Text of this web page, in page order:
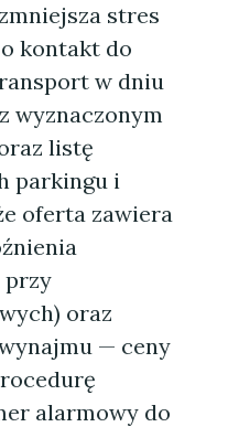
stres
kontakt do
w dniu
wyznaczonym
listę
parkingu i
oferta zawiera
przy
oraz
— ceny
alarmowy do